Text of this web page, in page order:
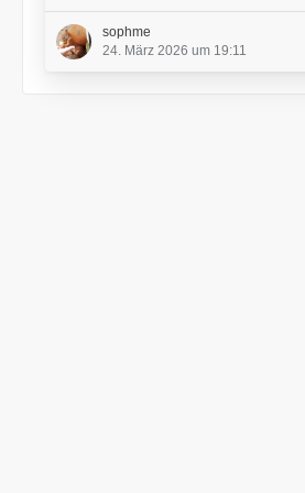
sophme
24. März 2026 um 19:11